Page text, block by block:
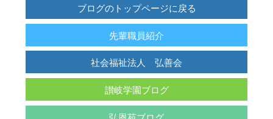
ブログのトップページに戻る
先輩職員紹介
社会福祉法人 弘善会
讃岐学園ブログ